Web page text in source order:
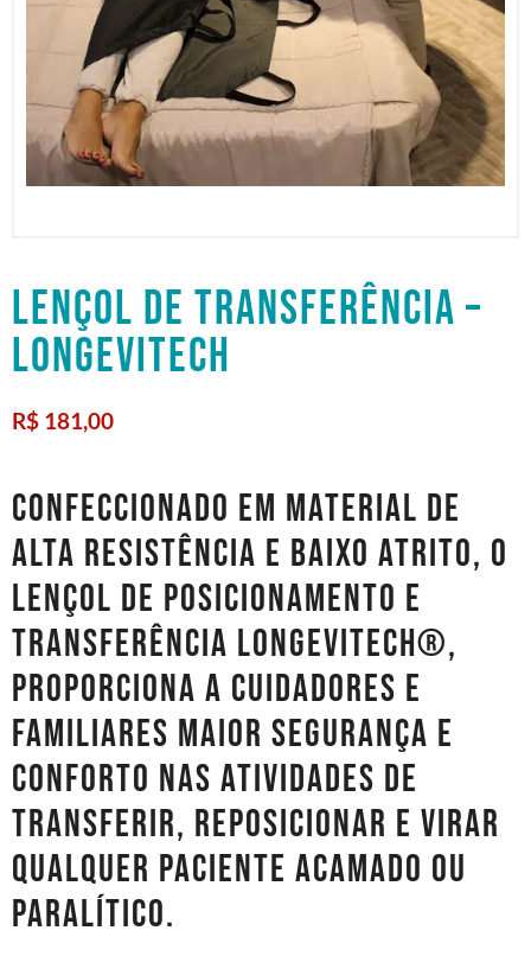
LENÇOL DE TRANSFERÊNCIA –
LONGEVITECH
R$ 181,00
Confeccionado em material de
alta resistência e baixo atrito, o
Lençol de Posicionamento e
Transferência Longevitech®,
proporciona a cuidadores e
familiares maior segurança e
conforto nas atividades de
transferir, reposicionar e virar
qualquer paciente acamado ou
paralítico.